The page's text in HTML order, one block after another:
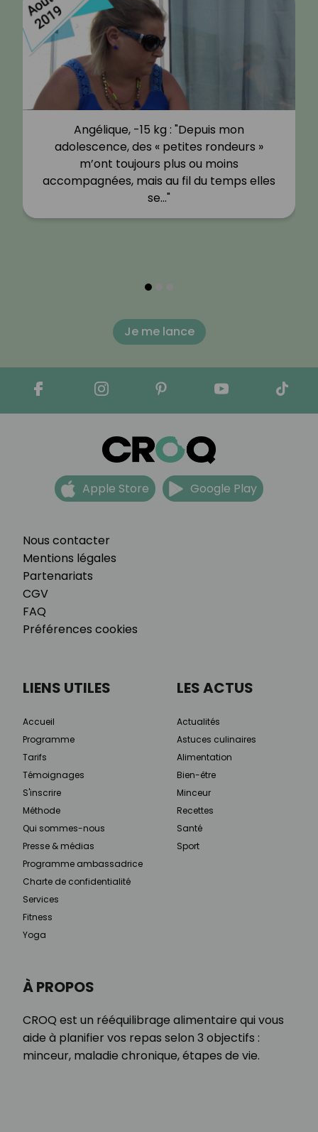
Angélique, -15 kg : "Depuis mon
adolescence, des « petites rondeurs »
m’ont toujours plus ou moins
accompagnées, mais au fil du temps elles
se…"
Je me lance
Nous contacter
Mentions légales
Partenariats
CGV
FAQ
Préférences cookies
Apple Store Google Play
À PROPOS
CROQ est un rééquilibrage alimentaire qui vous
aide à planifier vos repas selon 3 objectifs :
minceur, maladie chronique, étapes de vie.
LIENS UTILES
Accueil
Programme
Tarifs
Témoignages
S'inscrire
Méthode
Qui sommes-nous
Presse & médias
Programme ambassadrice
Charte de confidentialité
Services
Fitness
Yoga
LES ACTUS
Actualités
Astuces culinaires
Alimentation
Bien-être
Minceur
Recettes
Santé
Sport